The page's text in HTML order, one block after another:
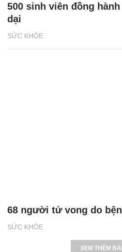
SỨC KHỎE
500 sinh viên đồng
dại
SỨC KHỎE
68 người tử vong do
XEM THÊM